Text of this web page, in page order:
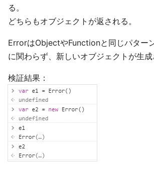
る。
どちらもオブジェクトが返される。
ErrorはObjectやFunctionと同じパター
に関わらず、新しいオブジェクトが生成
検証結果：